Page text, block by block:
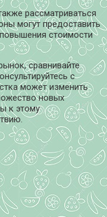
рассматриваться
могут предоставить
стоимости
сравнивайте
с
может изменить
новых
к этому